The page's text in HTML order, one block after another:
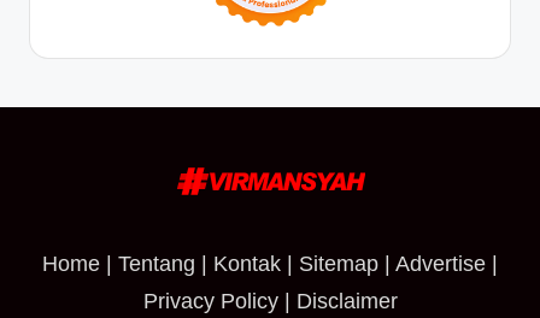
Home Tentang Kontak Sitemap Advertise
Privacy Policy| Disclaimer